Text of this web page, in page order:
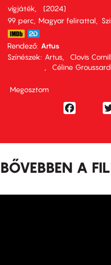
vígjáték
2024
99 perc,
Magyar felirattal
Rendező Artus
Színészek
Artus Clovis
Céline Groussard
Megosztom
Facebook
BŐVEBBEN A